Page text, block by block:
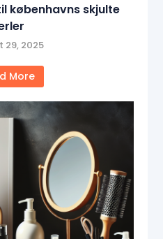
københavns skjulte
29, 2025
More